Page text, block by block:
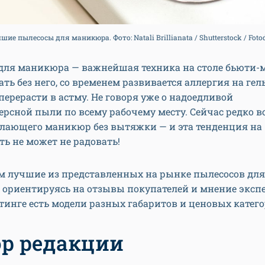
пылесосы для маникюра. Фото: Natali Brillianata / Shutterstock /
маникюра — важнейшая техника на столе бьюти-
без него, со временем развивается аллергия на
в астму. Не говоря уже о надоедливой
пыли по всему рабочему месту. Сейчас редко
маникюр без вытяжки — и эта тенденция на
не может не радовать!
лучшие из представленных на рынке пылесосов
ориентируясь на отзывы покупателей и мнение
есть модели разных габаритов и ценовых
редакции